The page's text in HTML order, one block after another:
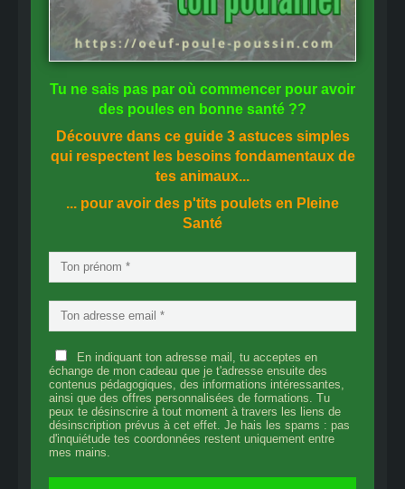
Tu ne sais pas par où commencer pour avoir
des poules en bonne santé ??
Découvre dans ce guide 3 astuces simples
qui respectent les besoins fondamentaux de
tes animaux...
... pour avoir des p'tits poulets en Pleine
Santé
En indiquant ton adresse mail, tu acceptes en
échange de mon cadeau que je t'adresse ensuite des
contenus pédagogiques, des informations intéressantes,
ainsi que des offres personnalisées de formations. Tu
peux te désinscrire à tout moment à travers les liens de
désinscription prévus à cet effet. Je hais les spams : pas
d'inquiétude tes coordonnées restent uniquement entre
mes mains.